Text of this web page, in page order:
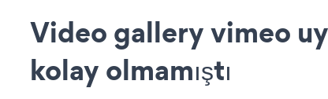
Video gallery vimeo
kolay olmamıştı